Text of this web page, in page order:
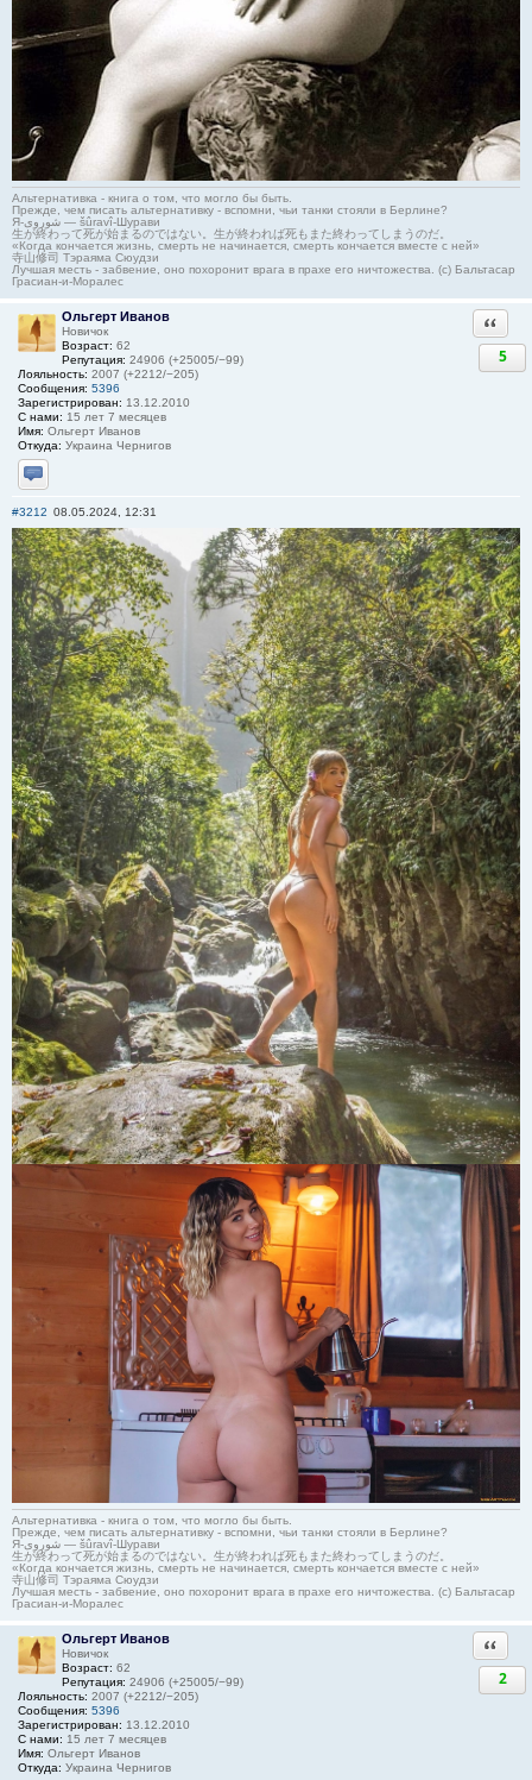
Альтернативка - книга о том, что могло бы быть.
Прежде, чем писать альтернативку - вспомни, чьи танки стояли в Берлине?
Я-شوروی — šûravî-Шурави
生が終わって死が始まるのではない。生が終われば死もまた終わってしまうのだ。
«Когда кончается жизнь, смерть не начинается, смерть кончается вместе с ней»
寺山修司 Тэраяма Сюудзи
Лучшая месть - забвение, оно похоронит врага в прахе его ничтожества. (с) Бальтасар
Грасиан-и-Моралес
Ольгерт Иванов
Новичок
Возраст: 62
Репутация: 24906 (+25005/−99)
Лояльность: 2007 (+2212/−205)
Сообщения: 5396
Зарегистрирован: 13.12.2010
С нами: 15 лет 7 месяцев
Имя: Ольгерт Иванов
Откуда: Украина Чернигов
Отправить личное сообщение
5
#3212 08.05.2024, 12:31
Альтернативка - книга о том, что могло бы быть.
Прежде, чем писать альтернативку - вспомни, чьи танки стояли в Берлине?
Я-شوروی — šûravî-Шурави
生が終わって死が始まるのではない。生が終われば死もまた終わってしまうのだ。
«Когда кончается жизнь, смерть не начинается, смерть кончается вместе с ней»
寺山修司 Тэраяма Сюудзи
Лучшая месть - забвение, оно похоронит врага в прахе его ничтожества. (с) Бальтасар
Грасиан-и-Моралес
Ольгерт Иванов
Новичок
Возраст: 62
Репутация: 24906 (+25005/−99)
Лояльность: 2007 (+2212/−205)
Сообщения: 5396
Зарегистрирован: 13.12.2010
С нами: 15 лет 7 месяцев
Имя: Ольгерт Иванов
Откуда: Украина Чернигов
2